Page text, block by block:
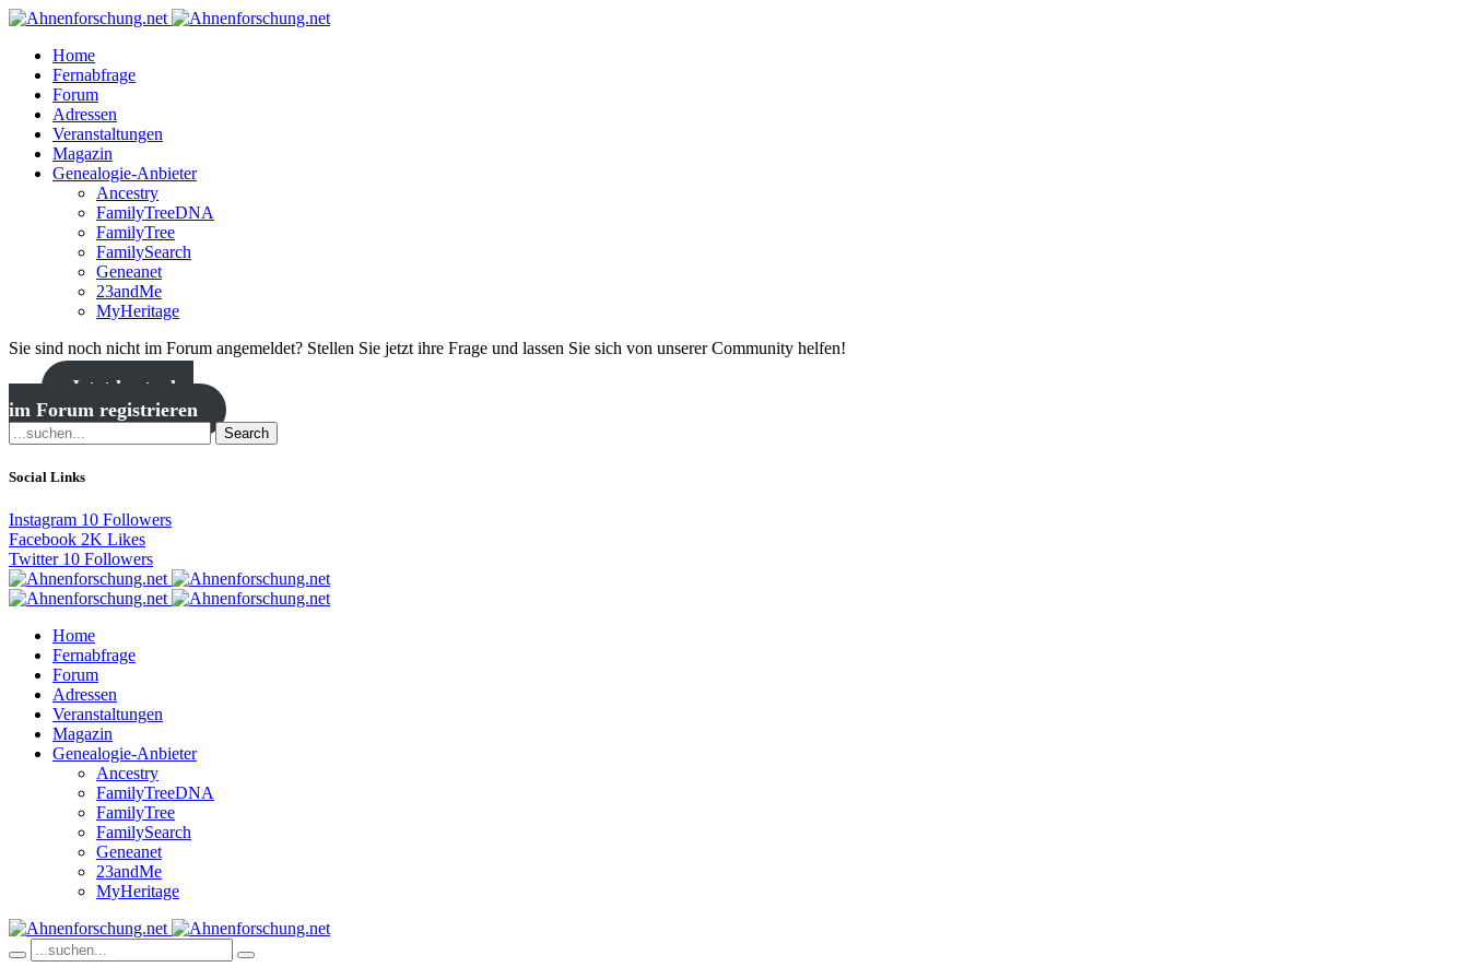
Home
Fernabfrage
Forum
Adressen
Veranstaltungen
Magazin
Genealogie-Anbieter
Ancestry
FamilyTreeDNA
FamilyTree
FamilySearch
Geneanet
23andMe
MyHeritage
Sie sind noch nicht im Forum angemeldet? Stellen Sie jetzt ihre Frage und lassen Sie sich von unserer Community helfen!
Jetzt kostenlos
im Forum registrieren
Search
Social Links
Instagram 10 Followers
Facebook 2K Likes
Twitter 10 Followers
Home
Fernabfrage
Forum
Adressen
Veranstaltungen
Magazin
Genealogie-Anbieter
Ancestry
FamilyTreeDNA
FamilyTree
FamilySearch
Geneanet
23andMe
MyHeritage